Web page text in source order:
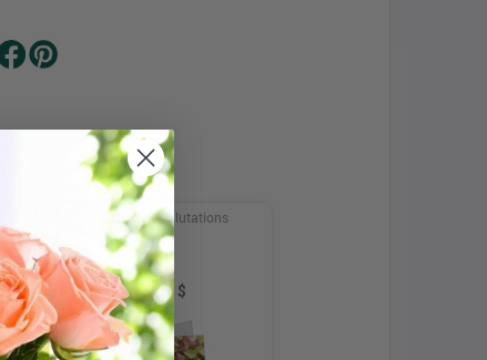
Cartes de salutations
5,99 $